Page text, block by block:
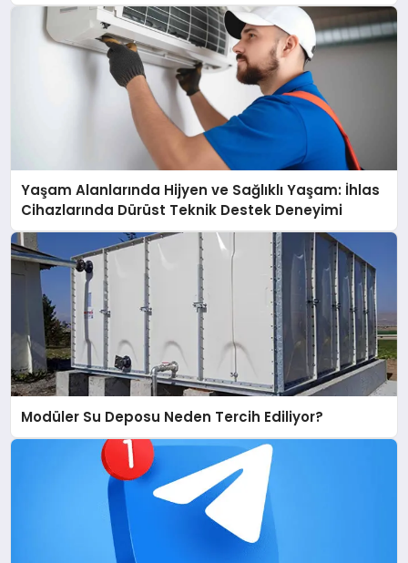
Yaşam Alanlarında Hijyen ve Sağlıklı Yaşam: İhlas
Cihazlarında Dürüst Teknik Destek Deneyimi
Modüler Su Deposu Neden Tercih Ediliyor?